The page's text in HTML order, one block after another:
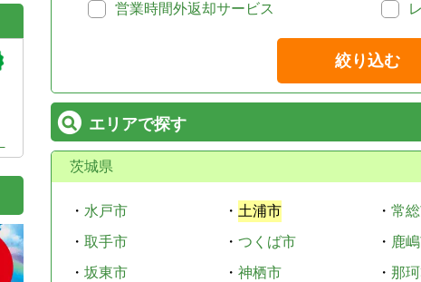
営業時間外返却サービス
絞り込む
エリアで探す
茨城県
・ 水戸市 ・ 土浦市 ・ 常
・ 取手市 ・ つくば市 ・ 鹿
・ 坂東市 ・ 神栖市 ・ 那